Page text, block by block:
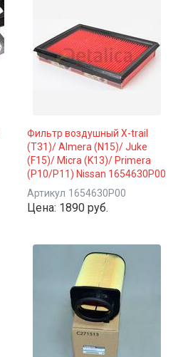
Фильтр воздушный X-trail
(T31)/ Almera (N15)/ Juke
(F15)/ Micra (K13)/ Primera
(P10/P11) Nissan 1654630P00
Артикул 1654630P00
Цена: 1890 руб.